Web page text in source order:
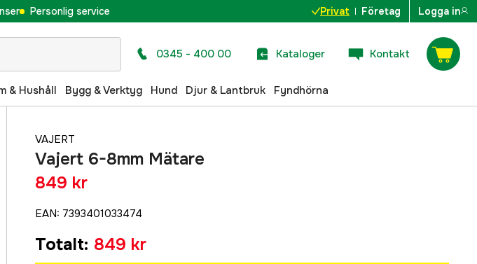
Personlig service Privat Företag Logga in
0345 - 400 00 Kataloger Kontakt
& Hushåll Bygg & Verktyg Hund Djur & Lantbruk Fyndhörna
VAJERT
Vajert 6-8mm Mätare
849 kr
EAN: 7393401033474
Totalt: 849 kr